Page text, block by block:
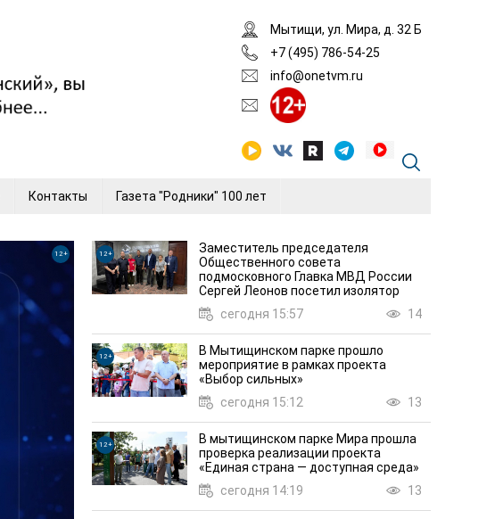
Мытищи, ул. Мира, д. 32 Б
+7 (495) 786-54-25
info@onetvm.ru
Контакты Газета "Родники" 100 лет
12+
Заместитель председателя
Общественного совета
подмосковного Главка МВД России
Сергей Леонов посетил изолятор
сегодня 15:57
14
12+
В Мытищинском парке прошло
мероприятие в рамках проекта
«Выбор сильных»
сегодня 15:12
13
12+
В мытищинском парке Мира прошла
проверка реализации проекта
«Единая страна — доступная среда»
сегодня 14:19
13
12+